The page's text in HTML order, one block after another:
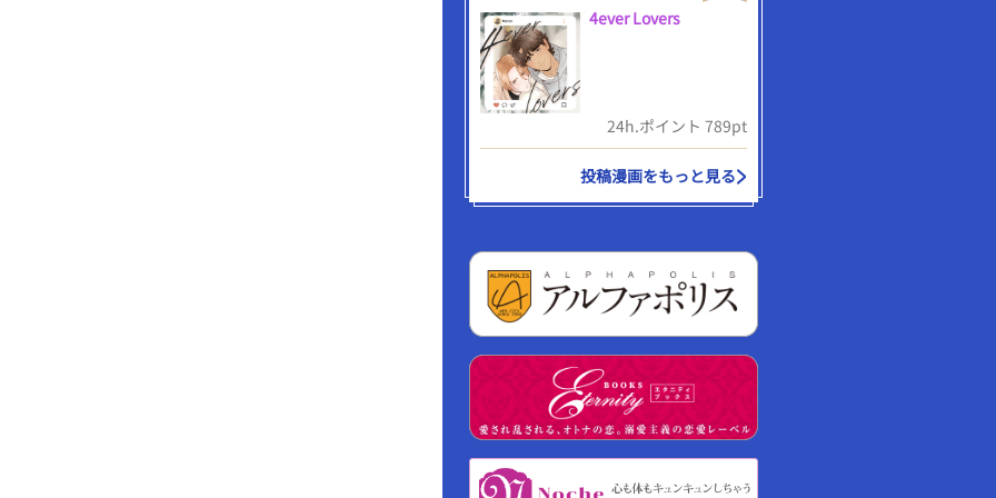
4ever Lovers
24h.ポイント 789pt
投稿漫画をもっと見る